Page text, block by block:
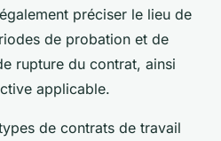
préciser le lieu de
de probation et de
rupture du contrat, ainsi
applicable.
de contrats de travail